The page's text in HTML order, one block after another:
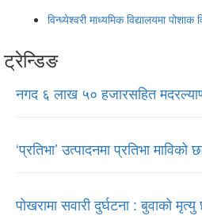
विन्ध्येश्वरी माध्यमिक विद्यालयमा पोशाक
ट्रेन्डिङ
नगद ६ लाख ५० हजारसहित
‘प्रतिभा’ उत्पादनमा प्रतिभा माविको
पोखरामा सवारी दुर्घटना : बुवाको मृत्यु